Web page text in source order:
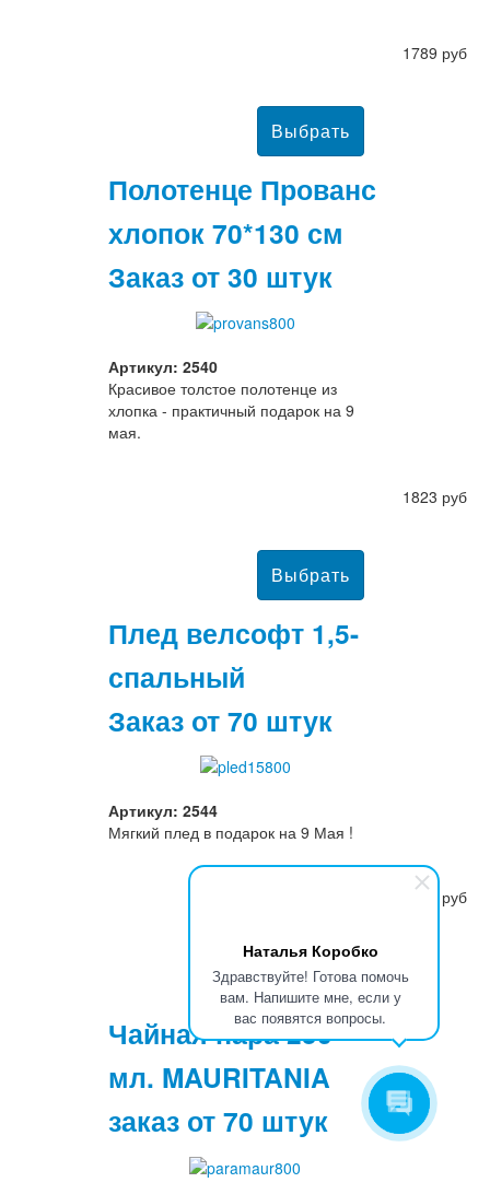
Наталья Коробко
Здравствуйте! Готова помочь
вам. Напишите мне, если у
вас появятся вопросы.
1789 руб
Полотенце Прованс
хлопок 70*130 см
Заказ от 30 штук
Артикул: 2540
Красивое толстое полотенце из
хлопка - практичный подарок на 9
мая.
1823 руб
Плед велсофт 1,5-
спальный
Заказ от 70 штук
Артикул: 2544
Мягкий плед в подарок на 9 Мая !
1835 руб
Чайная пара 250
мл. MAURITANIA
заказ от 70 штук